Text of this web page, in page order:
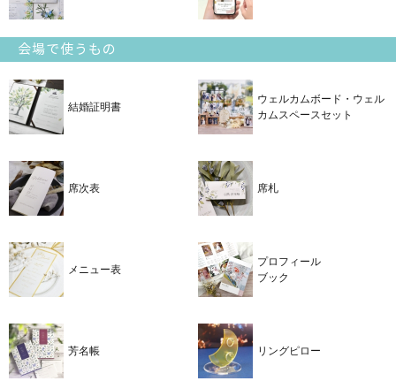
会場で使うもの
結婚証明書
ウェルカムボード・ウェル
カムスペースセット
席次表 席札
メニュー表
プロフィール
ブック
芳名帳 リングピロー